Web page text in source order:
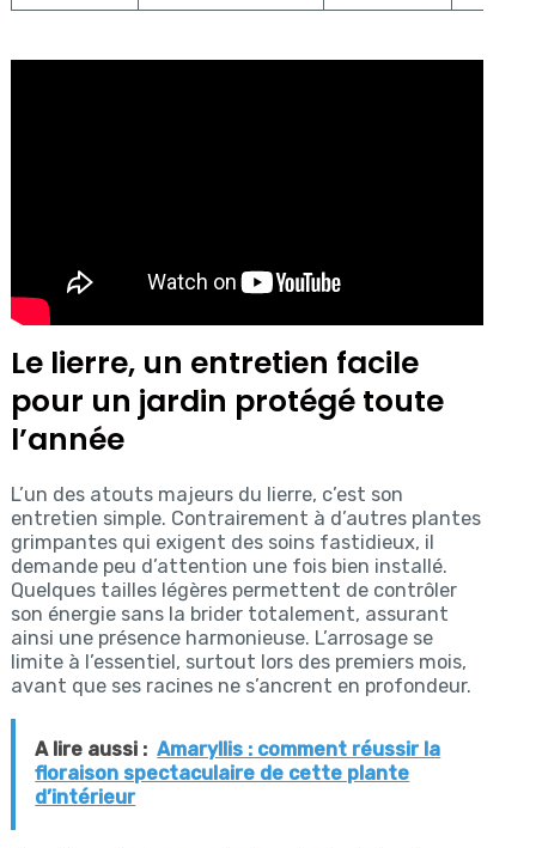
Le lierre, un entretien facile
pour un jardin protégé toute
l’année
L’un des atouts majeurs du lierre, c’est son
entretien simple. Contrairement à d’autres plantes
grimpantes qui exigent des soins fastidieux, il
demande peu d’attention une fois bien installé.
Quelques tailles légères permettent de contrôler
son énergie sans la brider totalement, assurant
ainsi une présence harmonieuse. L’arrosage se
limite à l’essentiel, surtout lors des premiers mois,
avant que ses racines ne s’ancrent en profondeur.
A lire aussi : Amaryllis : comment réussir la
floraison spectaculaire de cette plante
d’intérieur